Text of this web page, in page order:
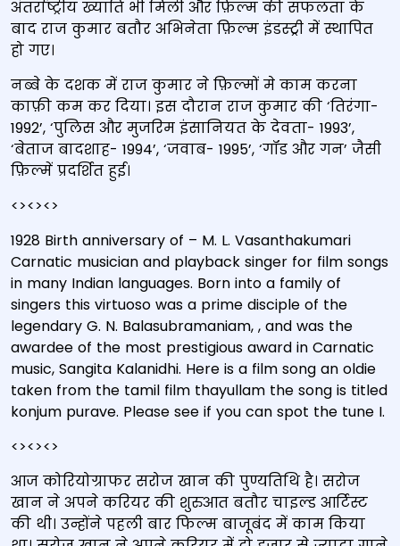
अंतर्राष्ट्रीय ख्याति भी मिली और फ़िल्म की सफलता के
बाद राज कुमार बतौर अभिनेता फ़िल्म इंडस्ट्री में स्थापित
हो गए।
नब्बे के दशक में राज कुमार ने फ़िल्मों मे काम करना
काफ़ी कम कर दिया। इस दौरान राज कुमार की ‘तिरंगा-
1992’, ‘पुलिस और मुजरिम इंसानियत के देवता- 1993’,
‘बेताज बादशाह- 1994’, ‘जवाब- 1995’, ‘गॉड और गन’ जैसी
फ़िल्में प्रदर्शित हुई।
<><><>
1928 Birth anniversary of – M. L. Vasanthakumari
Carnatic musician and playback singer for film songs
in many Indian languages. Born into a family of
singers this virtuoso was a prime disciple of the
legendary G. N. Balasubramaniam, , and was the
awardee of the most prestigious award in Carnatic
music, Sangita Kalanidhi. Here is a film song an oldie
taken from the tamil film thayullam the song is titled
konjum purave. Please see if you can spot the tune I.
<><><>
आज कोरियोग्राफर सरोज खान की पुण्यतिथि है। सरोज
खान ने अपने करियर की शुरुआत बतौर चाइल्ड आर्टिस्ट
की थी। उन्होंने पहली बार फिल्म बाजूबंद में काम किया